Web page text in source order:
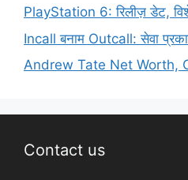
PlayStation 6: रिलीज़ डेट,
Incall बनाम Outcall: सेवा
Andrew Tate Net Worth,
Contact us